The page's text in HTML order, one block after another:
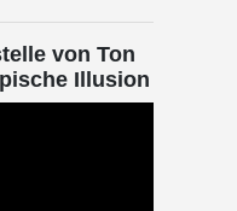
von Ton
Illusion